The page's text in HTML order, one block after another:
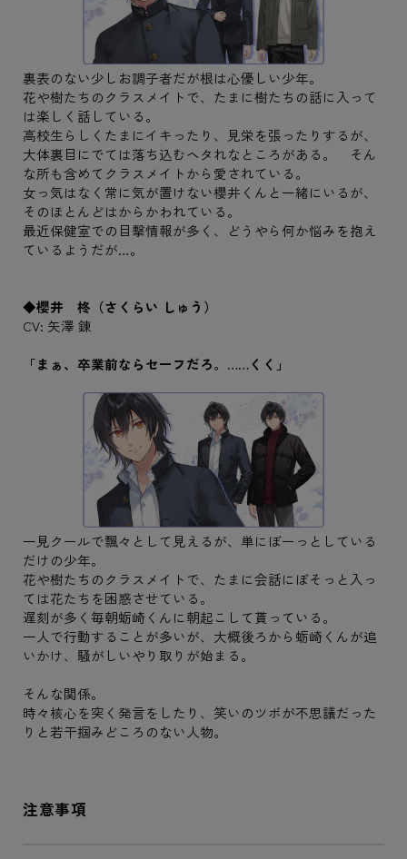
裏表のない少しお調子者だが根は心優しい少年。
花や樹たちのクラスメイトで、たまに樹たちの話に入って
は楽しく話している。
高校生らしくたまにイキったり、見栄を張ったりするが、
大体裏目にでては落ち込むヘタれなところがある。 そん
な所も含めてクラスメイトから愛されている。
女っ気はなく常に気が置けない櫻井くんと一緒にいるが、
そのほとんどはからかわれている。
最近保健室での目撃情報が多く、どうやら何か悩みを抱え
ているようだが…。
◆櫻井 柊（さくらい しゅう）
CV: 矢澤 錬
「まぁ、卒業前ならセーフだろ。……くく」
一見クールで飄々として見えるが、単にぼーっとしている
だけの少年。
花や樹たちのクラスメイトで、たまに会話にぼそっと入っ
ては花たちを困惑させている。
遅刻が多く毎朝蛎崎くんに朝起こして貰っている。
一人で行動することが多いが、大概後ろから蛎崎くんが追
いかけ、騒がしいやり取りが始まる。
そんな関係。
時々核心を突く発言をしたり、笑いのツボが不思議だった
りと若干掴みどころのない人物。
注意事項